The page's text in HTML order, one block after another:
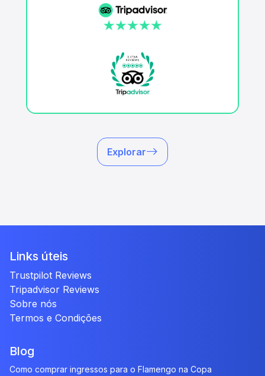
Explorar
Links úteis
Trustpilot Reviews
Tripadvisor Reviews
Sobre nós
Termos e Condições
Blog
Como comprar ingressos para o Flamengo na Copa